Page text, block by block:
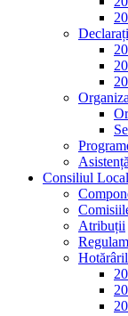
Consiliul Local
Atribuții